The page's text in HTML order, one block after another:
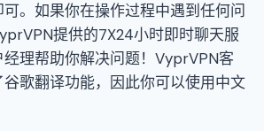
。如果你在操作过程中遇到任何问
提供的7X24小时即时聊天服
理帮助你解决问题！VyprVPN客
歌翻译功能，因此你可以使用中文